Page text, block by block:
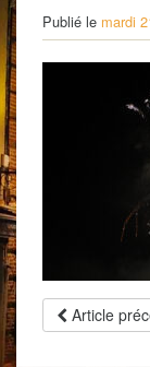
Publié le mardi
Article